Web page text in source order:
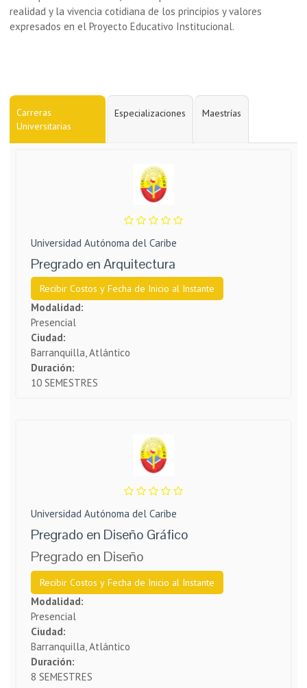
realidad y la vivencia cotidiana de los principios y valores
expresados en el Proyecto Educativo Institucional.
Carreras
Universitarias
Especializaciones Maestrías
Universidad Autónoma del Caribe
Pregrado en Arquitectura
Recibir Costos y Fecha de Inicio al Instante
Modalidad:
Presencial
Ciudad:
Barranquilla, Atlántico
Duración:
10 SEMESTRES
Universidad Autónoma del Caribe
Pregrado en Diseño Gráfico
Pregrado en Diseño
Recibir Costos y Fecha de Inicio al Instante
Modalidad:
Presencial
Ciudad:
Barranquilla, Atlántico
Duración:
8 SEMESTRES